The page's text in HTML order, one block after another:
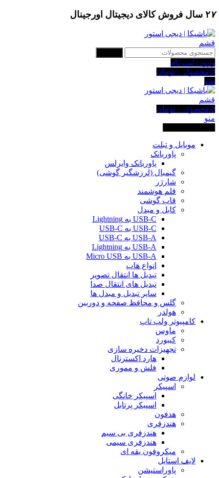
۲۷ سال فروش کالای دیجیتال اورجینال
ورود / ثبت نام
0 محصول ۰ تومان
منو
0 محصول ۰ تومان
منو
موبایل و تبلت
پاوربانک
پاوربانک وایرلس
گیمبال (لرزشگیر گوشی)
شارژر
قلم هوشمند
قاب گوشی
کابل و مبدل
USB-C به Lightning
USB-C به USB-C
USB-A به USB-C
USB-A به Lightning
USB-A به Micro USB
انواع هاب
تبدیل ها انتقال تصویر
تبدیل های انتقال صدا
سایر تبدیل و مبدل ها
گلس و محافظ صفحه و دوربین
هولدر
کامپیوتر ولپ تاپ
ماوس
کیبورد
تجهیزات دخیره سازی
هارد اکسترنال
فلش و مموری
لوازم صوتی
اسپیکر
اسپیکر خانگی
اسپیکر پرتابل
هدفون
هندزفری
هندزفری بی سیم
هندزفری سیمی
میکروفون یقه ای
لایف استایل
پاوراستیشن